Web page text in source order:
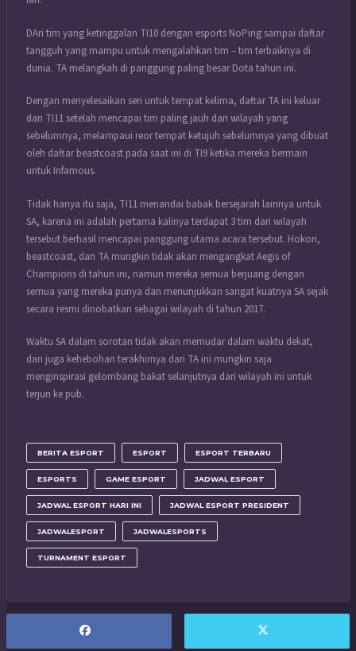
DAri tim yang ketinggalan TI10 dengan esports NoPing sampai daftar
tangguh yang mampu untuk mengalahkan tim – tim terbaiknya di
dunia. TA melangkah di panggung paling besar Dota tahun ini.
Dengan menyelesaikan seri untuk tempat kelima, daftar TA ini keluar
dari TI11 setelah mencapai tim paling jauh dari wilayah yang
sebelumnya, melampaui reor tempat ketujuh sebelumnya yang dibuat
oleh daftar beastcoast pada saat ini di TI9 ketika mereka bermain
untuk Infamous.
Tidak hanya itu saja, TI11 menandai babak bersejarah lainnya untuk
SA, karena ini adalah pertama kalinya terdapat 3 tim dari wilayah
tersebut berhasil mencapai panggung utama acara tersebut. Hokori,
beastcoast, dan TA mungkin tidak akan mengangkat Aegis of
Champions di tahun ini, namun mereka semua berjuang dengan
semua yang mereka punya dan menunjukkan sangat kuatnya SA sejak
secara resmi dinobatkan sebagai wilayah di tahun 2017.
Waktu SA dalam sorotan tidak akan memudar dalam waktu dekat,
dan juga kehebohan terakhirnya dari TA ini mungkin saja
menginspirasi gelombang bakat selanjutnya dari wilayah ini untuk
terjun ke pub.
BERITA ESPORT ESPORT ESPORT TERBARU
ESPORTS GAME ESPORT JADWAL ESPORT
JADWAL ESPORT HARI INI JADWAL ESPORT PRESIDENT
JADWALESPORT JADWALESPORTS
TURNAMENT ESPORT